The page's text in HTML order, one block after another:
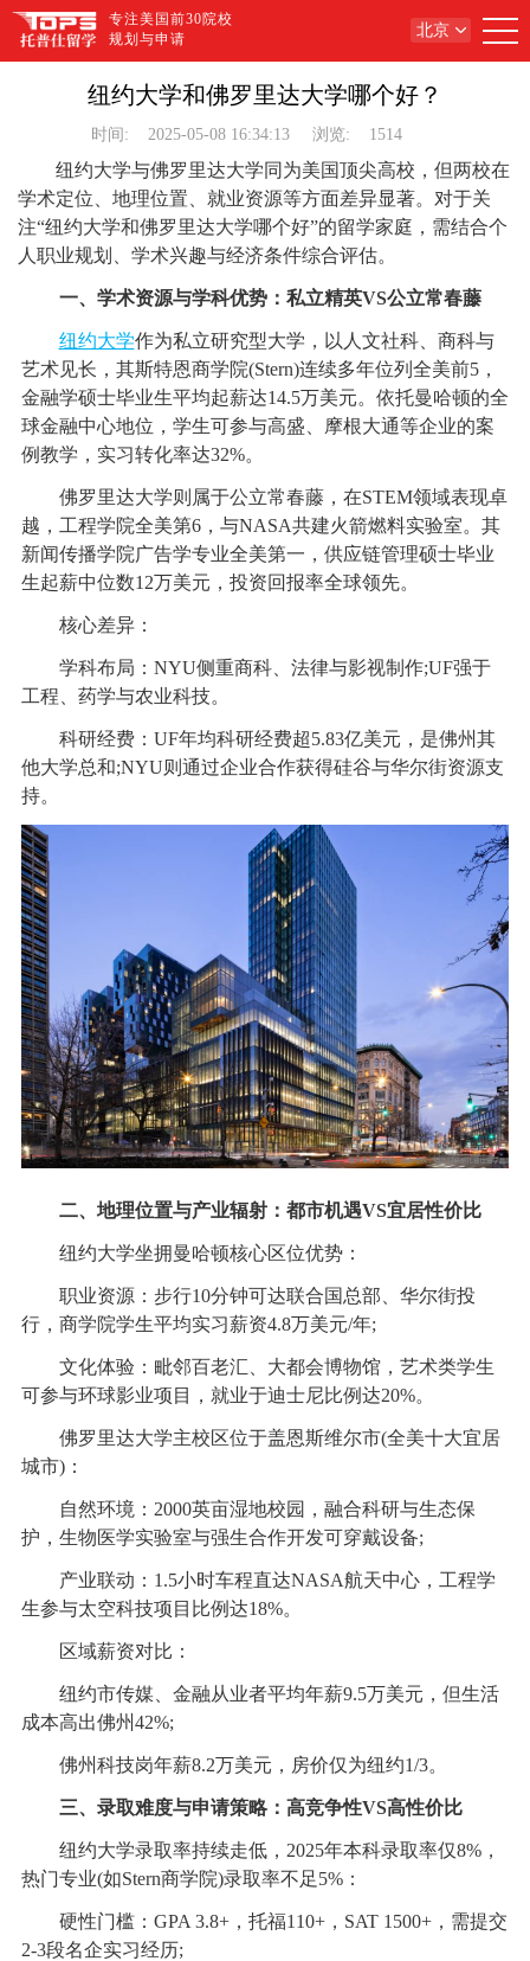
专注美国前30院校
规划与申请
北京
纽约大学和佛罗里达大学哪个好？
时间: 2025-05-08 16:34:13 浏览: 1514
纽约大学与佛罗里达大学同为美国顶尖高校，但两校在
学术定位、地理位置、就业资源等方面差异显著。对于关
注“​​纽约大学和佛罗里达大学哪个好​​”的留学家庭，需结合个
人职业规划、学术兴趣与经济条件综合评估。
一、学术资源与学科优势：私立精英VS公立常春藤
纽约大学作为私立研究型大学，以人文社科、商科与
艺术见长，其斯特恩商学院(Stern)连续多年位列全美前5，
金融学硕士毕业生平均起薪达14.5万美元。依托曼哈顿的全
球金融中心地位，学生可参与高盛、摩根大通等企业的案
例教学，实习转化率达32%。
佛罗里达大学则属于公立常春藤，在STEM领域表现卓
越，工程学院全美第6，与NASA共建火箭燃料实验室。其
新闻传播学院广告学专业全美第一，供应链管理硕士毕业
生起薪中位数12万美元，投资回报率全球领先。
核心差异：
学科布局：NYU侧重商科、法律与影视制作;UF强于
工程、药学与农业科技。
科研经费：UF年均科研经费超5.83亿美元，是佛州其
他大学总和;NYU则通过企业合作获得硅谷与华尔街资源支
持。
二、地理位置与产业辐射：都市机遇VS宜居性价比
纽约大学坐拥曼哈顿核心区位优势：
职业资源：步行10分钟可达联合国总部、华尔街投
行，商学院学生平均实习薪资4.8万美元/年;
文化体验：毗邻百老汇、大都会博物馆，艺术类学生
可参与环球影业项目，就业于迪士尼比例达20%。
佛罗里达大学主校区位于盖恩斯维尔市(全美十大宜居
城市)：
自然环境：2000英亩湿地校园，融合科研与生态保
护，生物医学实验室与强生合作开发可穿戴设备;
产业联动：1.5小时车程直达NASA航天中心，工程学
生参与太空科技项目比例达18%。
区域薪资对比：
纽约市传媒、金融从业者平均年薪9.5万美元，但生活
成本高出佛州42%;
佛州科技岗年薪8.2万美元，房价仅为纽约1/3。
三、录取难度与申请策略：高竞争性VS高性价比
纽约大学录取率持续走低，2025年本科录取率仅8%，
热门专业(如Stern商学院)录取率不足5%：
硬性门槛：GPA 3.8+，托福110+，SAT 1500+，需提交
2-3段名企实习经历;